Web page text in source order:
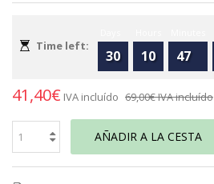
Time left:
30 10 47
41,40€ IVA incluído 69,00€IVA incluído
AÑADIR A LA CESTA